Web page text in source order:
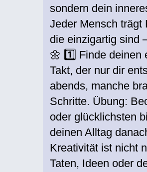
sondern dein
Jeder Mensch trägt
die einzigartig sind
🌼 1️⃣ Finde deinen
Takt, der nur dir
abends, manche
Schritte. Übung:
oder glücklichsten
deinen Alltag
Kreativität ist nicht
Taten, Ideen oder